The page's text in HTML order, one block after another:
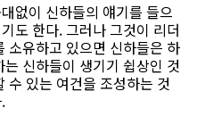
없이 신하들의 얘기를 들으
도 한다. 그러나 그것이 리더
소유하고 있으면 신하들은 하
신하들이 생기기 쉽상인 것
수 있는 여건을 조성하는 것